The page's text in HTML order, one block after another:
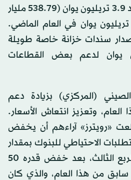
للحكومات المحلية عند 3.9 تريليون يوان (538.79 مليار
دولار)، ارتفاعاً من 3.8 تريليون يوان في العام الماضي.
سندات خزانة خاصة طويلة
يوان لدعم بعض القطاعات
(المركزي) بزيادة دعم
العام، وتعزيز انتعاش الأسعار.
«رويترز» آراءهم أن يخفض
الاحتياطي للبنوك بمقدار
25 نقطة أساس في الربع الثالث، بعد خفض قدره 50
من هذا العام، والذي كان